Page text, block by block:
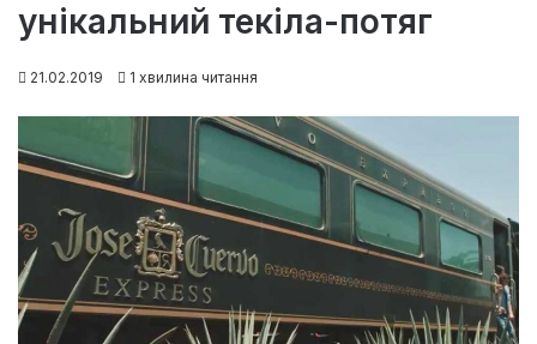
унікальний текіла-потяг
21.02.2019 1 хвилина читання